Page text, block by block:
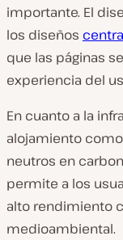
importante. El
los diseños
que las páginas
experiencia del
En cuanto a la
alojamiento
neutros en
permite a los
alto rendimiento
medioambiental.